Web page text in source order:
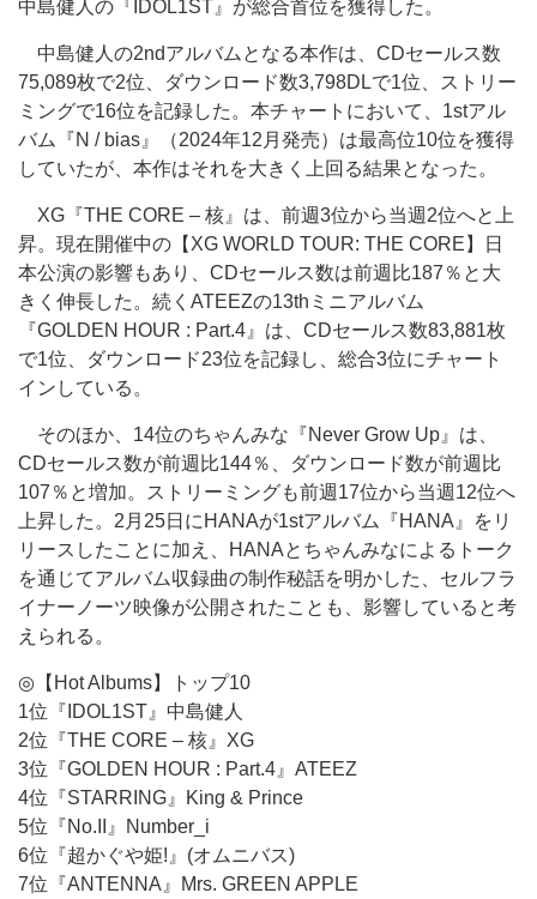
中島健人の『IDOL1ST』が総合首位を獲得した。
中島健人の2ndアルバムとなる本作は、CDセールス数
75,089枚で2位、ダウンロード数3,798DLで1位、ストリー
ミングで16位を記録した。本チャートにおいて、1stアル
バム『N / bias』（2024年12月発売）は最高位10位を獲得
していたが、本作はそれを大きく上回る結果となった。
XG『THE CORE – 核』は、前週3位から当週2位へと上
昇。現在開催中の【XG WORLD TOUR: THE CORE】日
本公演の影響もあり、CDセールス数は前週比187％と大
きく伸長した。続くATEEZの13thミニアルバム
『GOLDEN HOUR : Part.4』は、CDセールス数83,881枚
で1位、ダウンロード23位を記録し、総合3位にチャート
インしている。
そのほか、14位のちゃんみな『Never Grow Up』は、
CDセールス数が前週比144％、ダウンロード数が前週比
107％と増加。ストリーミングも前週17位から当週12位へ
上昇した。2月25日にHANAが1stアルバム『HANA』をリ
リースしたことに加え、HANAとちゃんみなによるトーク
を通じてアルバム収録曲の制作秘話を明かした、セルフラ
イナーノーツ映像が公開されたことも、影響していると考
えられる。
◎【Hot Albums】トップ10
1位『IDOL1ST』中島健人
2位『THE CORE – 核』XG
3位『GOLDEN HOUR : Part.4』ATEEZ
4位『STARRING』King & Prince
5位『No.II』Number_i
6位『超かぐや姫!』(オムニバス)
7位『ANTENNA』Mrs. GREEN APPLE